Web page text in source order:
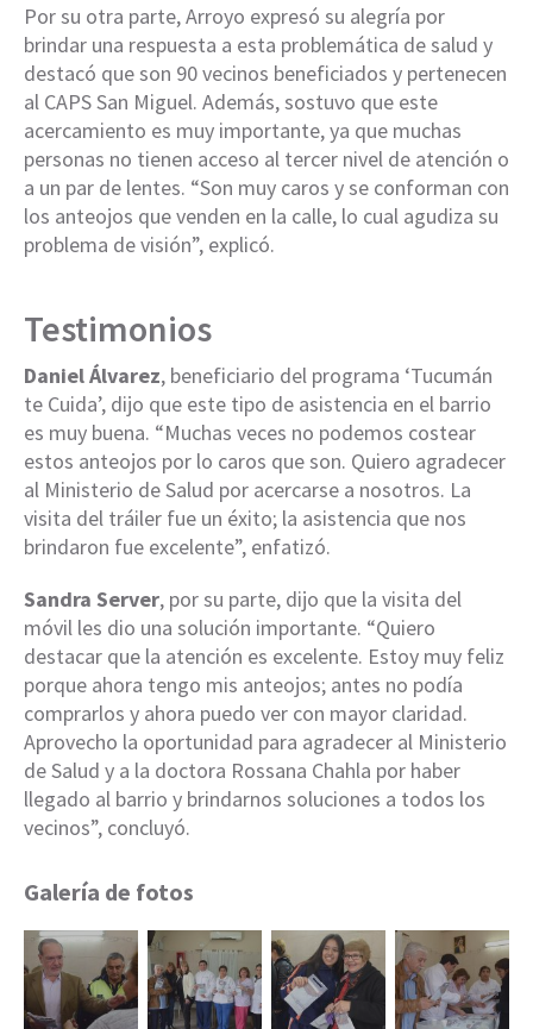
Por su otra parte, Arroyo expresó su alegría por
brindar una respuesta a esta problemática de salud y
destacó que son 90 vecinos beneficiados y pertenecen
al CAPS San Miguel. Además, sostuvo que este
acercamiento es muy importante, ya que muchas
personas no tienen acceso al tercer nivel de atención o
a un par de lentes. “Son muy caros y se conforman con
los anteojos que venden en la calle, lo cual agudiza su
problema de visión”, explicó.
Testimonios
Daniel Álvarez, beneficiario del programa ‘Tucumán
te Cuida’, dijo que este tipo de asistencia en el barrio
es muy buena. “Muchas veces no podemos costear
estos anteojos por lo caros que son. Quiero agradecer
al Ministerio de Salud por acercarse a nosotros. La
visita del tráiler fue un éxito; la asistencia que nos
brindaron fue excelente”, enfatizó.
Sandra Server, por su parte, dijo que la visita del
móvil les dio una solución importante. “Quiero
destacar que la atención es excelente. Estoy muy feliz
porque ahora tengo mis anteojos; antes no podía
comprarlos y ahora puedo ver con mayor claridad.
Aprovecho la oportunidad para agradecer al Ministerio
de Salud y a la doctora Rossana Chahla por haber
llegado al barrio y brindarnos soluciones a todos los
vecinos”, concluyó.
Galería de fotos